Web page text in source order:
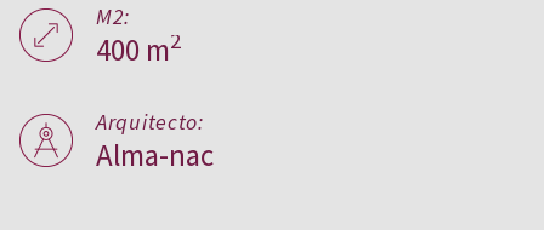
M2:
400 m2
Arquitecto:
Alma-nac